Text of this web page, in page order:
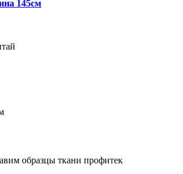
145см
образцы ткани профитек